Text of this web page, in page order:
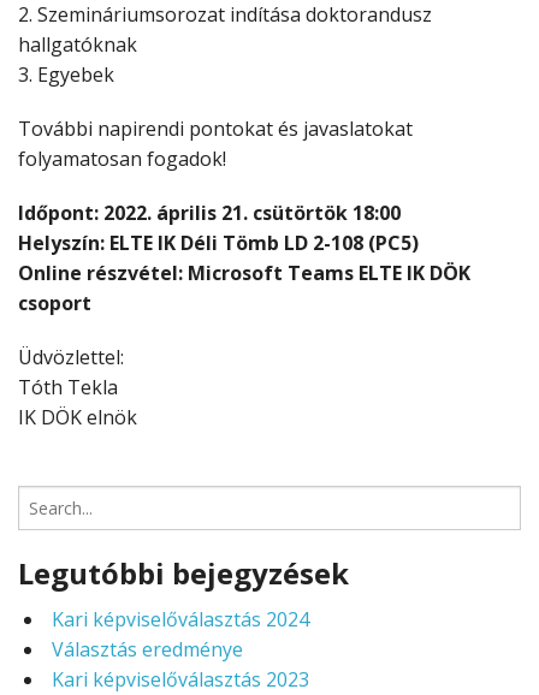
2. Szemináriumsorozat indítása doktorandusz
hallgatóknak
3. Egyebek
További napirendi pontokat és javaslatokat
folyamatosan fogadok!
Időpont: 2022. április 21. csütörtök 18:00
Helyszín: ELTE IK Déli Tömb LD 2-108 (PC5)
Online részvétel: Microsoft Teams ELTE IK DÖK
csoport
Üdvözlettel:
Tóth Tekla
IK DÖK elnök
Search
Legutóbbi bejegyzések
Kari képviselőválasztás 2024
Választás eredménye
Kari képviselőválasztás 2023